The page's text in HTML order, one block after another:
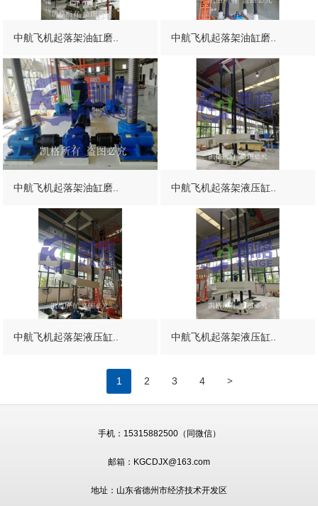
中航飞机起落架油缸磨.. 中航飞机起落架油缸磨..
中航飞机起落架油缸磨.. 中航飞机起落架液压缸..
中航飞机起落架液压缸.. 中航飞机起落架液压缸..
1 2 3 4 >
手机： 15315882500（同微信）
邮箱：KGCDJX@163.com
地址：山东省德州市经济技术开发区